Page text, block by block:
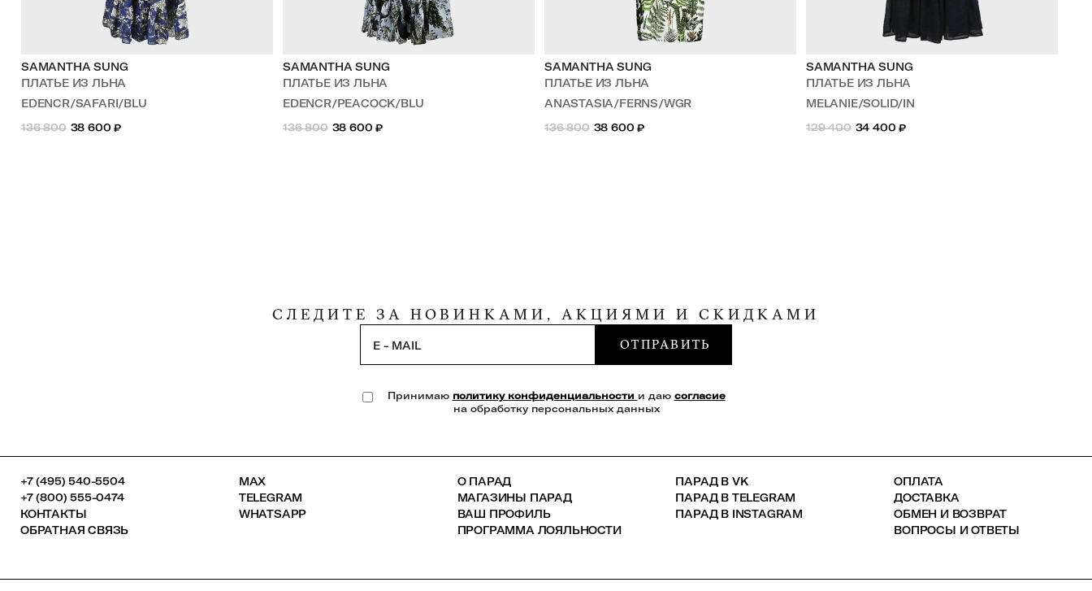
SAMANTHA SUNG
ПЛАТЬЕ ИЗ ЛЬНА
EDENCR/SAFARI/BLU
136 800
38 600 ₽
SAMANTHA SUNG
ПЛАТЬЕ ИЗ ЛЬНА
EDENCR/PEACOCK/BLU
136 800
38 600 ₽
SAMANTHA SUNG
ПЛАТЬЕ ИЗ ЛЬНА
ANASTASIA/FERNS/WGR
136 800
38 600 ₽
SAMANTHA SUNG
ПЛАТЬЕ ИЗ ЛЬНА
MELANIE/SOLID/IN
129 400
34 400 ₽
СЛЕДИТЕ ЗА НОВИНКАМИ, АКЦИЯМИ И СКИДКАМИ
E - MAIL ОТПРАВИТЬ
Принимаю политику конфиденциальности и даю согласие
на обработку персональных данных
+7 (495) 540-5504
+7 (800) 555-0474
КОНТАКТЫ
ОБРАТНАЯ СВЯЗЬ
MAX
TELEGRAM
WHATSAPP
О ПАРАД
МАГАЗИНЫ ПАРАД
ВАШ ПРОФИЛЬ
ПРОГРАММА ЛОЯЛЬНОСТИ
ПАРАД В VK
ПАРАД В TELEGRAM
ПАРАД В INSTAGRAM
ОПЛАТА
ДОСТАВКА
ОБМЕН И ВОЗВРАТ
ВОПРОСЫ И ОТВЕТЫ